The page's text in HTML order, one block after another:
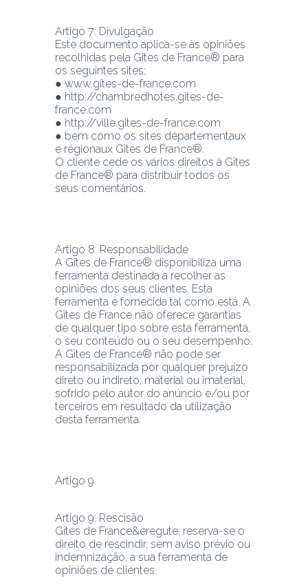
Artigo 7: Divulgação
Este documento aplica-se às opiniões
recolhidas pela Gîtes de France® para
os seguintes sites:
● www.gites-de-france.com
● http://chambredhotes.gites-de-
france.com
● http://ville.gites-de-france.com
● bem como os sites départementaux
e régionaux Gîtes de France®.
O cliente cede os vários direitos à Gîtes
de France® para distribuir todos os
seus comentários.
Artigo 8: Responsabilidade
A Gîtes de France® disponibiliza uma
ferramenta destinada a recolher as
opiniões dos seus clientes. Esta
ferramenta é fornecida tal como está. A
Gîtes de France não oferece garantias
de qualquer tipo sobre esta ferramenta,
o seu conteúdo ou o seu desempenho.
A Gîtes de France® não pode ser
responsabilizada por qualquer prejuízo
direto ou indireto, material ou imaterial,
sofrido pelo autor do anúncio e/ou por
terceiros em resultado da utilização
desta ferramenta.
Artigo 9: Rescisão
Gîtes de France&eregute; reserva-se o
direito de rescindir, sem aviso prévio ou
indemnização, a sua ferramenta de
opiniões de clientes.